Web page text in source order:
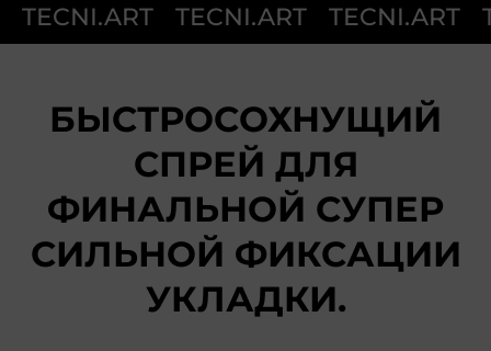
TECNI.ART TECNI.ART TECNI.ART
БЫСТРОСОХНУЩИЙ
СПРЕЙ ДЛЯ
ФИНАЛЬНОЙ СУПЕР
СИЛЬНОЙ ФИКСАЦИИ
УКЛАДКИ.